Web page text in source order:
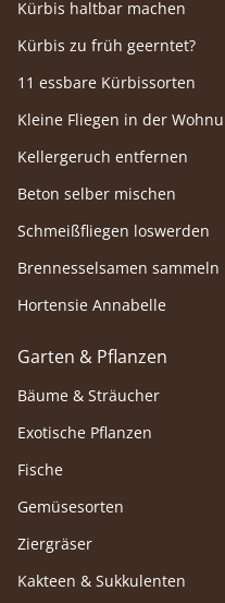
Kürbis haltbar machen
Kürbis zu früh geerntet?
11 essbare Kürbissorten
Kleine Fliegen in der
Kellergeruch entfernen
Beton selber mischen
Schmeißfliegen loswerden
Brennesselsamen sammeln
Hortensie Annabelle
Garten & Pflanzen
Bäume & Sträucher
Exotische Pflanzen
Fische
Gemüsesorten
Ziergräser
Kakteen & Sukkulenten